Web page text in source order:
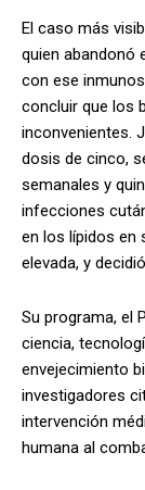
El caso más
quien abandonó
con ese
concluir que los
inconvenientes.
dosis de cinco,
semanales y
infecciones
en los lípidos en
elevada, y
Su programa, el
ciencia,
envejecimiento
investigadores
intervención
humana al